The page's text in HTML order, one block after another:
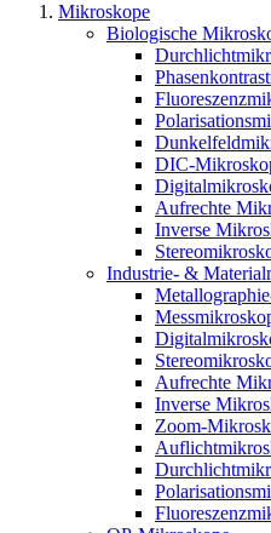
Mikroskope
Biologische
DIC-
Aufrechte
Inverse
Industrie- &
Aufrechte
Inverse
Zoom-